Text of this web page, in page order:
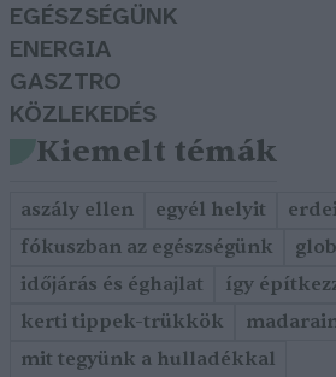
EGÉSZSÉGÜNK
ENERGIA
GASZTRO
KÖZLEKEDÉS
Kiemelt témák
aszály ellen egyél helyit
fókuszban az egészségünk
időjárás és éghajlat
így
kerti tippek-trükkök
mit tegyünk a hulladékkal